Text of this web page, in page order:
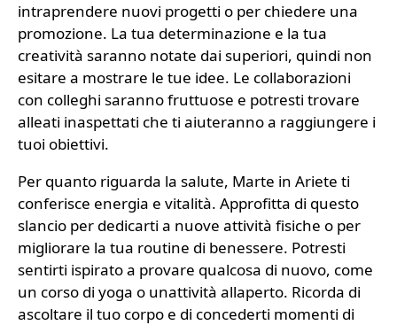
intraprendere nuovi progetti o per chiedere una
promozione. La tua determinazione e la tua
creatività saranno notate dai superiori, quindi non
esitare a mostrare le tue idee. Le collaborazioni
con colleghi saranno fruttuose e potresti trovare
alleati inaspettati che ti aiuteranno a raggiungere i
tuoi obiettivi.
Per quanto riguarda la salute, Marte in Ariete ti
conferisce energia e vitalità. Approfitta di questo
slancio per dedicarti a nuove attività fisiche o per
migliorare la tua routine di benessere. Potresti
sentirti ispirato a provare qualcosa di nuovo, come
un corso di yoga o unattività allaperto. Ricorda di
ascoltare il tuo corpo e di concederti momenti di